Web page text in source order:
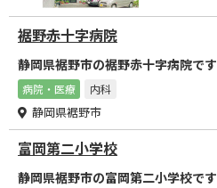
裾野赤十字病院
静岡県裾野市の裾野赤十字病院です
病院・医療 内科
静岡県裾野市
富岡第二小学校
静岡県裾野市の富岡第二小学校です